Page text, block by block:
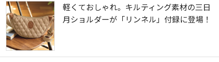
軽くておしゃれ。キルティング素材の三日
月ショルダーが「リンネル」付録に登場！